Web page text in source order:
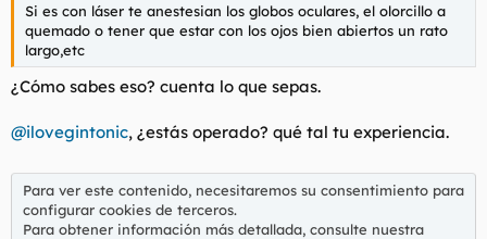
Si es con láser te anestesian los globos oculares, el olorcillo a
quemado o tener que estar con los ojos bien abiertos un rato
largo,etc
¿Cómo sabes eso? cuenta lo que sepas.
@ilovegintonic, ¿estás operado? qué tal tu experiencia.
Para ver este contenido, necesitaremos su consentimiento para
configurar cookies de terceros.
Para obtener información más detallada, consulte nuestra